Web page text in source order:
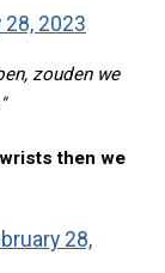
28, 2023
zouden we
then we
28,